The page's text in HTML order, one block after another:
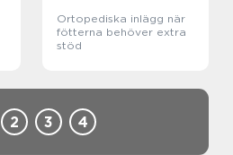
Ortopediska inlägg när
fötterna behöver extra
stöd
2 3 4